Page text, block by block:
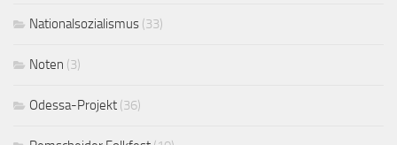
Nationalsozialismus (33)
Noten (3)
Odessa-Projekt (36)